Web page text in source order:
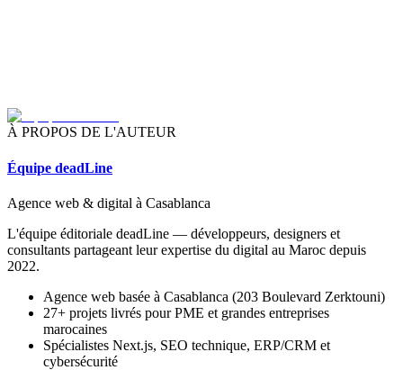
À PROPOS DE L'AUTEUR
Équipe deadLine
Agence web & digital à Casablanca
L'équipe éditoriale deadLine — développeurs, designers et
consultants partageant leur expertise du digital au Maroc depuis
2022.
Agence web basée à Casablanca (203 Boulevard Zerktouni)
27+ projets livrés pour PME et grandes entreprises
marocaines
Spécialistes Next.js, SEO technique, ERP/CRM et
cybersécurité